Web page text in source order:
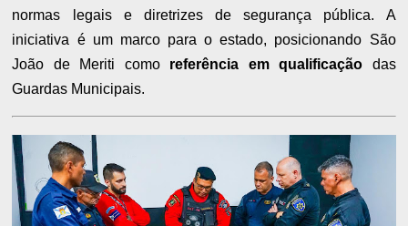
normas legais e diretrizes de segurança pública. A
iniciativa é um marco para o estado, posicionando São
João de Meriti como referência em qualificação das
Guardas Municipais.